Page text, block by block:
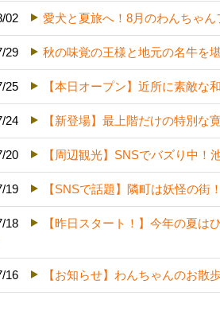
02 愛犬と夏旅へ！8月のわんちゃん
29 秋の味覚の王様と地元の名牛を
25 【本日オープン】近所に素敵な
24 【新登場】最上階だけの特別な
20 【周辺観光】SNSでバズり中！
19 【SNSで話題】隣町は妖怪の街
18
【昨日スタート！】今年の夏は
16 【お知らせ】わんちゃんのお散